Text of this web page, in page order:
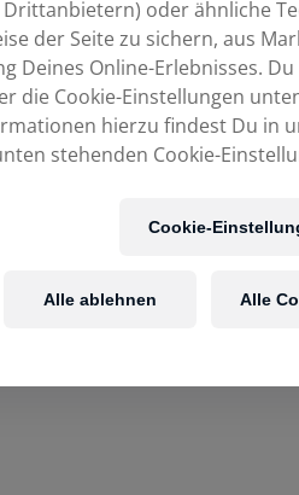
Drittanbietern) oder ähnliche
der Seite zu sichern, aus
Deines Online-Erlebnisses.
die Cookie-Einstellungen
hierzu findest Du in
stehenden Cookie-
Cookie-
Alle ablehnen Alle